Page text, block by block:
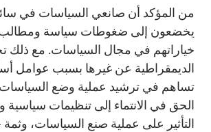
من المؤكد أن صانعي السياسات في
يخضعون إلى ضغوطات سياسة ومطالب
خياراتهم في مجال السياسات. مع ذلك
الديمقراطية عن غيرها بسبب عوامل
تساهم في ترشيد عملية وضع السياسات.
الحق في الانتماء إلى تنظيمات سياسية
التأثير على عملية صنع السياسات، وثمة